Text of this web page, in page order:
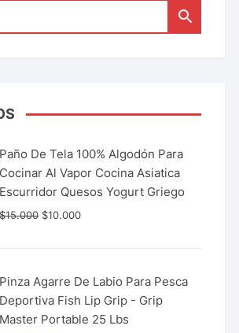
Paño De Tela 100% Algodón Para
Cocinar Al Vapor Cocina Asiatica
Escurridor Quesos Yogurt Griego
$15.000 $10.000
Pinza Agarre De Labio Para Pesca
Deportiva Fish Lip Grip - Grip
Master Portable 25 Lbs